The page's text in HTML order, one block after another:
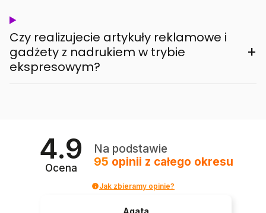
Czy realizujecie artykuły reklamowe i
gadżety z nadrukiem w trybie
ekspresowym?
+
4.9
Ocena
Na podstawie
95 opinii z całego okresu
Jak zbieramy opinie?
Agata